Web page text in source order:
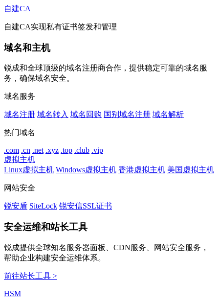
自建CA
自建CA实现私有证书签发和管理
域名和主机
锐成和全球顶级的域名注册商合作，提供稳定可靠的域名服
务，确保域名安全。
域名服务
域名注册 域名转入 域名回购 国别域名注册 域名解析
热门域名
.com .cn .net .xyz .top .club .vip
虚拟主机
Linux虚拟主机 Windows虚拟主机 香港虚拟主机 美国虚拟主机
网站安全
锐安盾 SiteLock 锐安信SSL证书
安全运维和站长工具
锐成提供全球知名服务器面板、CDN服务、网站安全服务，
帮助企业构建安全运维体系。
前往站长工具 >
HSM